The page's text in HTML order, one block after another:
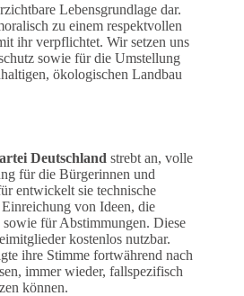
Lebensgrundlage dar.
zu einem respektvollen
ihr verpflichtet. Wir setzen uns
sowie für die Umstellung
ökologischen Landbau
Deutschland strebt an, volle
für die Bürgerinnen und
entwickelt sie technische
von Ideen, die
für Abstimmungen. Diese
kostenlos nutzbar.
ihre Stimme fortwährend nach
immer wieder, fallspezifisch
können.